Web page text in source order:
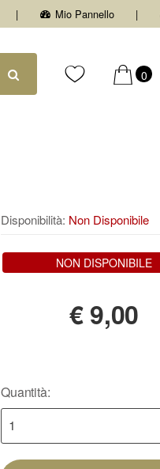
Mio Pannello
0
Disponibilità: Non Disponibile
NON DISPONIBILE
€9,00
Quantità: